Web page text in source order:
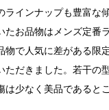
ラインナップも豊富な
たお品物はメンズ定番
物で人気に差がある限
ただきました。若干の
は少なく美品であると